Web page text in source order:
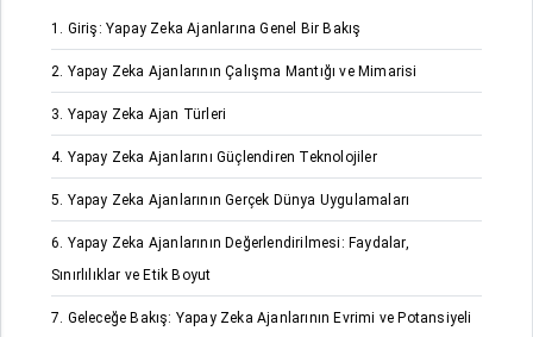
1. Giriş: Yapay Zeka Ajanlarına Genel Bir Bakış
2. Yapay Zeka Ajanlarının Çalışma Mantığı ve Mimarisi
3. Yapay Zeka Ajan Türleri
4. Yapay Zeka Ajanlarını Güçlendiren Teknolojiler
5. Yapay Zeka Ajanlarının Gerçek Dünya Uygulamaları
6. Yapay Zeka Ajanlarının Değerlendirilmesi: Faydalar,
Sınırlılıklar ve Etik Boyut
7. Geleceğe Bakış: Yapay Zeka Ajanlarının Evrimi ve Potansiyeli